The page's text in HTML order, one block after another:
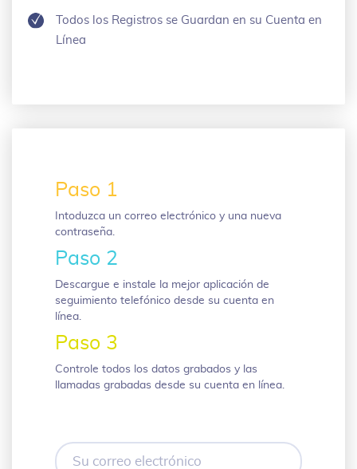
Todos los Registros se Guardan en su Cuenta en
Línea
Paso 1
Intoduzca un correo electrónico y una nueva
contraseña.
Paso 2
Descargue e instale la mejor aplicación de
seguimiento telefónico desde su cuenta en
línea.
Paso 3
Controle todos los datos grabados y las
llamadas grabadas desde su cuenta en línea.
Su
correo